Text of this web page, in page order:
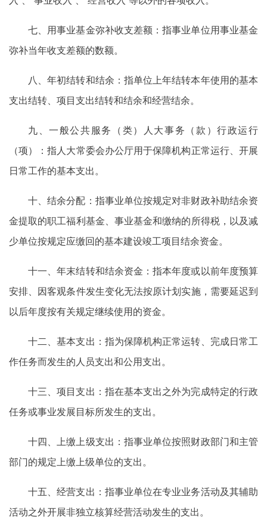
七、用事业基金弥补收支差额：指事业单位用事业基金
弥补当年收支差额的数额。
八、年初结转和结余：指单位上年结转本年使用的基本
支出结转、项目支出结转和结余和经营结余。
九、一般公共服务（类）人大事务（款）行政运行
（项）：指人大常委会办公厅用于保障机构正常运行、开展
日常工作的基本支出。
十、结余分配：指事业单位按规定对非财政补助结余资
金提取的职工福利基金、事业基金和缴纳的所得税，以及减
少单位按规定应缴回的基本建设竣工项目结余资金。
十一、年末结转和结余资金：指本年度或以前年度预算
安排、因客观条件发生变化无法按原计划实施，需要延迟到
以后年度按有关规定继续使用的资金。
十二、基本支出：指为保障机构正常运转、完成日常工
作任务而发生的人员支出和公用支出。
十三、项目支出：指在基本支出之外为完成特定的行政
任务或事业发展目标所发生的支出。
十四、上缴上级支出：指事业单位按照财政部门和主管
部门的规定上缴上级单位的支出。
十五、经营支出：指事业单位在专业业务活动及其辅助
活动之外开展非独立核算经营活动发生的支出。